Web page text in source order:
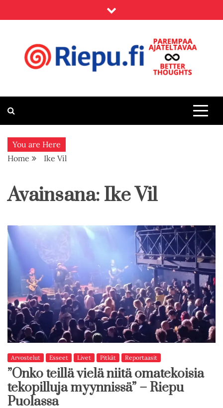
to
Riepu.fi
You are Here
Home
Ike Vil
Avainsana: Ike Vil
Arvostelut Esseet Livet Pitkät Reportaasit
”Onko teillä vielä niitä omatekoisia
tekopilluja myynnissä” – Riepu
Puolassa